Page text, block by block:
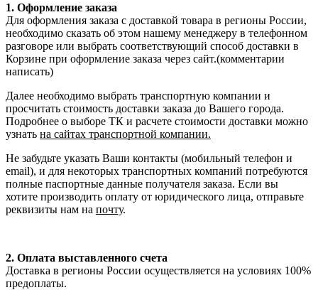
1. Оформление заказа
Для оформления заказа с доставкой товара в регионы России,
необходимо сказать об этом нашему менеджеру в телефонном
разговоре или выбрать соответствующий способ доставки в
Корзине при оформление заказа через сайт.(комментарии
написать)
Далее необходимо выбрать транспортную компании и
просчитать стоимость доставки заказа до Вашего города.
Подробнее о выборе ТК и расчете стоимости доставки можно
узнать на сайтах транспортной компании.
Не забудьте указать Ваши контакты (мобильный телефон и
email), и для некоторых транспортных компаний потребуются
полные паспортные данные получателя заказа. Если вы
хотите производить оплату от юридического лица, отправьте
реквизиты нам на почту.
2. Оплата выставленного счета
Доставка в регионы России осуществляется на условиях 100%
предоплаты.